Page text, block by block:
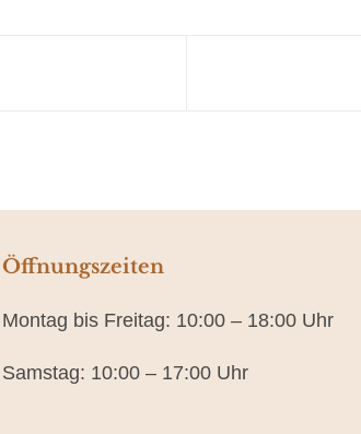
Öffnungszeiten
Montag bis Freitag: 10:00 – 18:00 Uhr
Samstag: 10:00 – 17:00 Uhr